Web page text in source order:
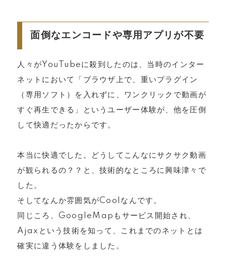
面倒なエンコードや専用アプリが不要
人々がYouTubeに殺到したのは、当時のインター
ネットにおいて「ブラウザ上で、重いプラグイン
（専用ソフト）を入れずに、ワンクリックで動画が
すぐ再生できる」というユーザー体験が、他を圧倒
して快適だったからです。
本当に快適でした。どうしてこんなにサクサク動画
が観られるの？？と、技術的なところに興味津々で
した。
そしてなんか雰囲気がCoolなんです。
同じころ、GoogleMapもサービス開始され、
Ajaxという技術を知って、これまでのネットとは
確実に違う体験をしました。